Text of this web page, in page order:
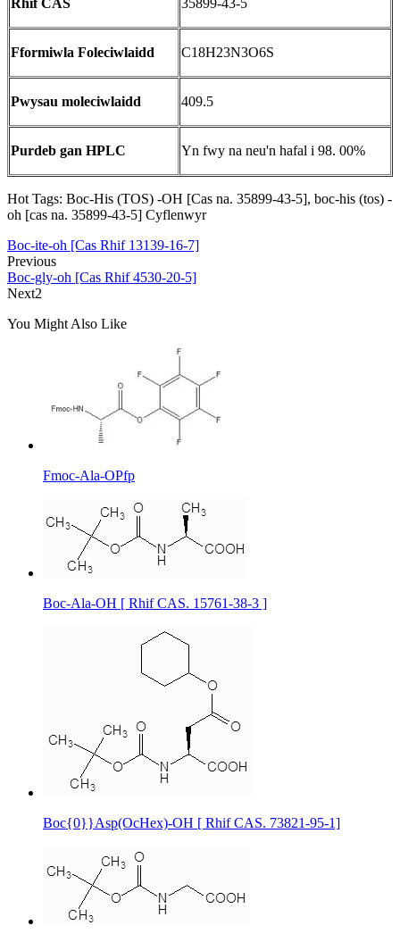
Fformiwla Foleciwlaidd C18H23N3O6S
Pwysau moleciwlaidd 409.5
Purdeb gan HPLC Yn fwy na neu'n hafal i 98. 00%
Hot Tags: Boc-His (TOS) -OH [Cas na. 35899-43-5], boc-his (tos) -
oh [cas na. 35899-43-5] Cyflenwyr
Boc-ite-oh [Cas Rhif 13139-16-7]
Previous
Boc-gly-oh [Cas Rhif 4530-20-5]
Next2
You Might Also Like
Fmoc-Ala-OPfp
Boc-Ala-OH [ Rhif CAS. 15761-38-3 ]
Boc{0}}Asp(OcHex)-OH [ Rhif CAS. 73821-95-1]